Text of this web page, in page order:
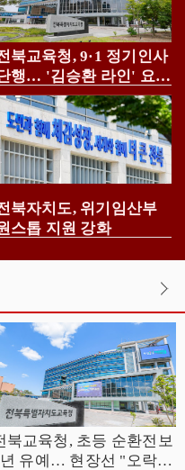
북교육청, 9·1 정기인사
행… '김승환 라인' 요직
면 복귀
북자치도, 위기임산부
스톱 지원 강화
북교육청, 초등 순환전보
유예… 현장선 "오락가